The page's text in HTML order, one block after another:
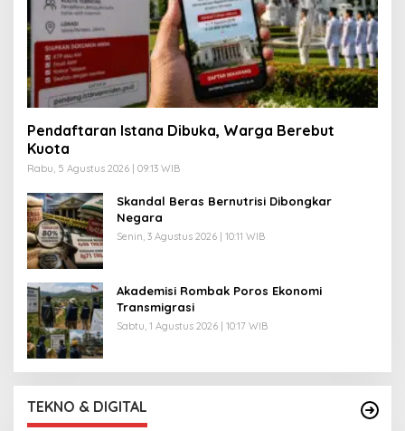
Pendaftaran Istana Dibuka, Warga Berebut
Kuota
Rabu, 5 Agustus 2026 | 09:13 WIB
Skandal Beras Bernutrisi Dibongkar
Negara
Senin, 3 Agustus 2026 | 10:11 WIB
Akademisi Rombak Poros Ekonomi
Transmigrasi
Sabtu, 1 Agustus 2026 | 10:17 WIB
TEKNO & DIGITAL